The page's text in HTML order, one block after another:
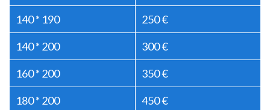
140 * 190 250 €
140 * 200 300 €
160 * 200 350 €
180 * 200 450 €